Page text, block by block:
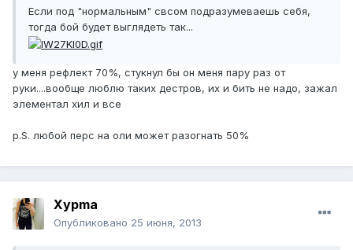
Если под "нормальным" свсом подразумеваешь себя,
тогда бой будет выглядеть так...
у меня рефлект 70%, стукнул бы он меня пару раз от
руки....вообще люблю таких дестров, их и бить не надо, зажал
элементал хил и все
p.S. любой перс на оли может разогнать 50%
Xypma
Опубликовано 25 июня, 2013